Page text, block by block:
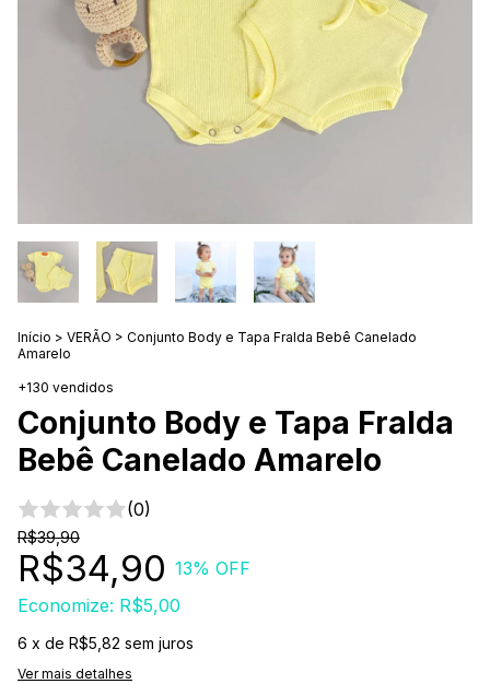
Início > VERÃO > Conjunto Body e Tapa Fralda Bebê Canelado
Amarelo
+130 vendidos
Conjunto Body e Tapa Fralda
Bebê Canelado Amarelo
(0)
R$39,90
R$34,90 13% OFF
Economize: R$5,00
6 x de R$5,82 sem juros
Ver mais detalhes